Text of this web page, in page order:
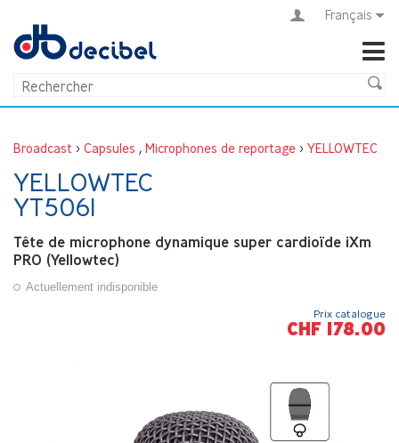
Français
Broadcast > Capsules , Microphones de reportage > YELLOWTEC
YELLOWTEC
YT5061
Tête de microphone dynamique super cardioïde iXm
PRO (Yellowtec)
Actuellement indisponible
Prix catalogue
CHF 178.00